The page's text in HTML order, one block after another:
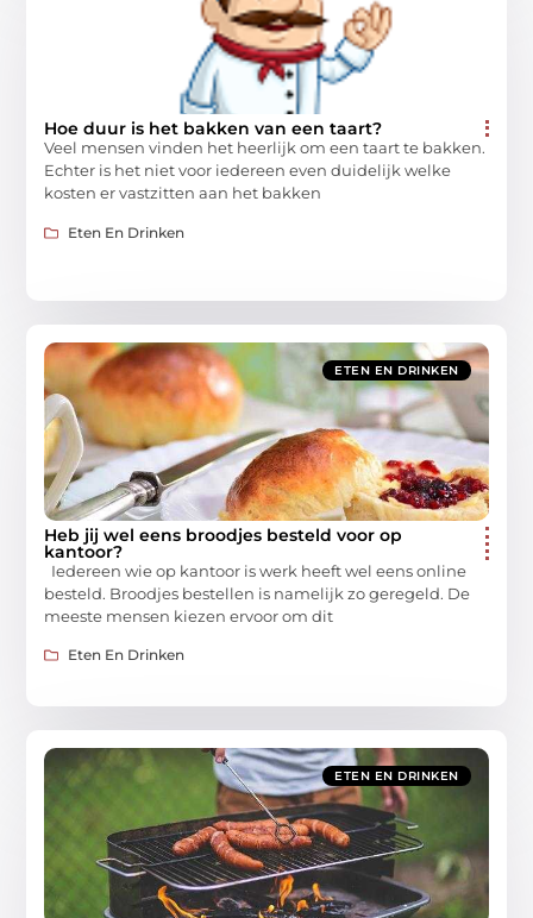
Hoe duur is het bakken van een taart?
Veel mensen vinden het heerlijk om een taart te bakken.
Echter is het niet voor iedereen even duidelijk welke
kosten er vastzitten aan het bakken
Eten En Drinken
ETEN EN DRINKEN
Heb jij wel eens broodjes besteld voor op
kantoor?
Iedereen wie op kantoor is werk heeft wel eens online
besteld. Broodjes bestellen is namelijk zo geregeld. De
meeste mensen kiezen ervoor om dit
Eten En Drinken
ETEN EN DRINKEN